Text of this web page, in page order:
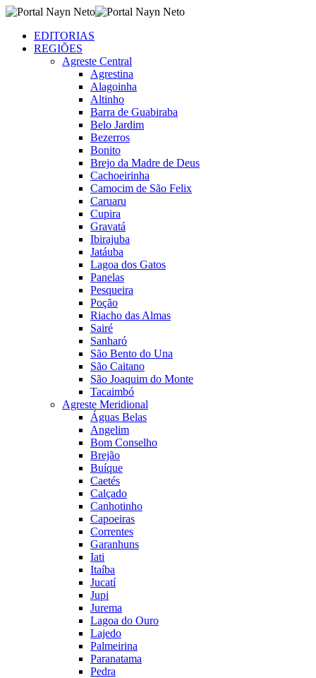
EDITORIAS
REGIÕES
Agreste Central
Agrestina
Alagoinha
Altinho
Barra de Guabiraba
Belo Jardim
Bezerros
Bonito
Brejo da Madre de Deus
Cachoeirinha
Camocim de São Felix
Caruaru
Cupira
Gravatá
Ibirajuba
Jatáuba
Lagoa dos Gatos
Panelas
Pesqueira
Poção
Riacho das Almas
Sairé
Sanharó
São Bento do Una
São Caitano
São Joaquim do Monte
Tacaimbó
Agreste Meridional
Águas Belas
Angelim
Bom Conselho
Brejão
Buíque
Caetés
Calçado
Canhotinho
Capoeiras
Correntes
Garanhuns
Iati
Itaíba
Jucatí
Jupi
Jurema
Lagoa do Ouro
Lajedo
Palmeirina
Paranatama
Pedra